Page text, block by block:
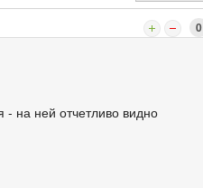
0
на ней отчетливо видно